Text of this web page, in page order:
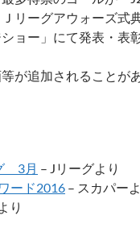
リーグアウォーズ式
ョー」にて発表・表
が追加されることが
3月 – Jリーグより
ード2016 – スカパー
り